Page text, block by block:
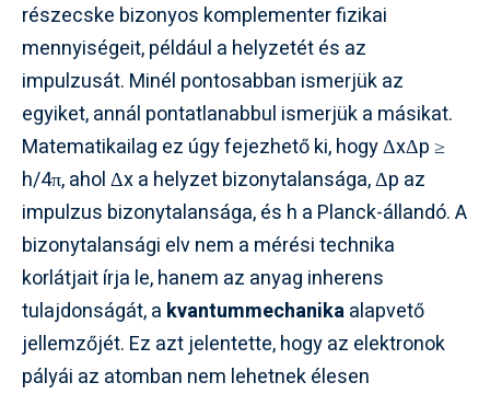
részecske bizonyos komplementer fizikai
mennyiségeit, például a helyzetét és az
impulzusát. Minél pontosabban ismerjük az
egyiket, annál pontatlanabbul ismerjük a másikat.
Matematikailag ez úgy fejezhető ki, hogy ΔxΔp ≥
h/4π, ahol Δx a helyzet bizonytalansága, Δp az
impulzus bizonytalansága, és h a Planck-állandó. A
bizonytalansági elv nem a mérési technika
korlátjait írja le, hanem az anyag inherens
tulajdonságát, a kvantummechanikaalapvető
jellemzőjét. Ez azt jelentette, hogy az elektronok
pályái az atomban nem lehetnek élesen